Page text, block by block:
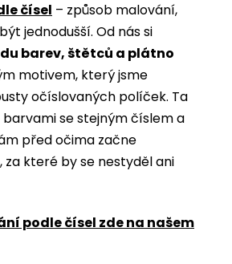
čísel ­­– způsob malování,
jednodušší. Od nás si
barev, štětců a plátno
motivem, který jsme
očíslovaných políček. Ta
se stejným číslem a
před očima začne
které by se nestyděl ani
podle čísel zde na našem